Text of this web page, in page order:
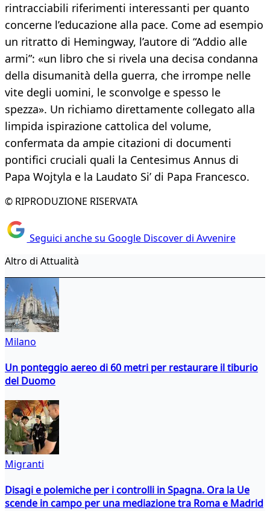
rintracciabili riferimenti interessanti per quanto
concerne l’educazione alla pace. Come ad esempio
un ritratto di Hemingway, l’autore di “Addio alle
armi”: «un libro che si rivela una decisa condanna
della disumanità della guerra, che irrompe nelle
vite degli uomini, le sconvolge e spesso le
spezza». Un richiamo direttamente collegato alla
limpida ispirazione cattolica del volume,
confermata da ampie citazioni di documenti
pontifici cruciali quali la Centesimus Annus di
Papa Wojtyla e la Laudato Si’ di Papa Francesco.
© RIPRODUZIONE RISERVATA
Seguici anche su Google Discover di Avvenire
Altro di Attualità
Milano
Un ponteggio aereo di 60 metri per restaurare il tiburio
del Duomo
Migranti
Disagi e polemiche per i controlli in Spagna. Ora la Ue
scende in campo per una mediazione tra Roma e Madrid